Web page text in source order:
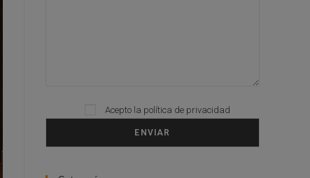
Please leave this field empty.
Acepto la política de privacidad